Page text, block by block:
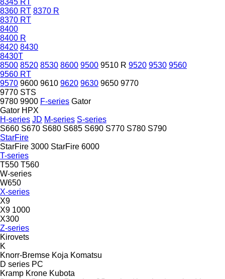
8360 RT 8370 R
8370 RT
8400
8400 R
8420 8430
8430T
8500 8520 8530 8600 9500 9510 R 9520 9530 9560
9560 RT
9570 9600 9610 9620 9630 9650 9770
9770 STS
9780 9900 F-series Gator
Gator HPX
H-series JD M-series S-series
S660 S670 S680 S685 S690 S770 S780 S790
StarFire
StarFire 3000 StarFire 6000
T-series
T550 T560
W-series
W650
X-series
X9
X9 1000
X300
Z-series
Kirovets
K
Knorr-Bremse Koja Komatsu
D series PC
Kramp Krone Kubota